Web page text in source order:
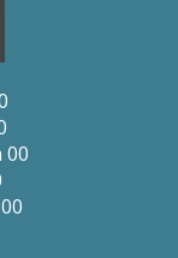
00